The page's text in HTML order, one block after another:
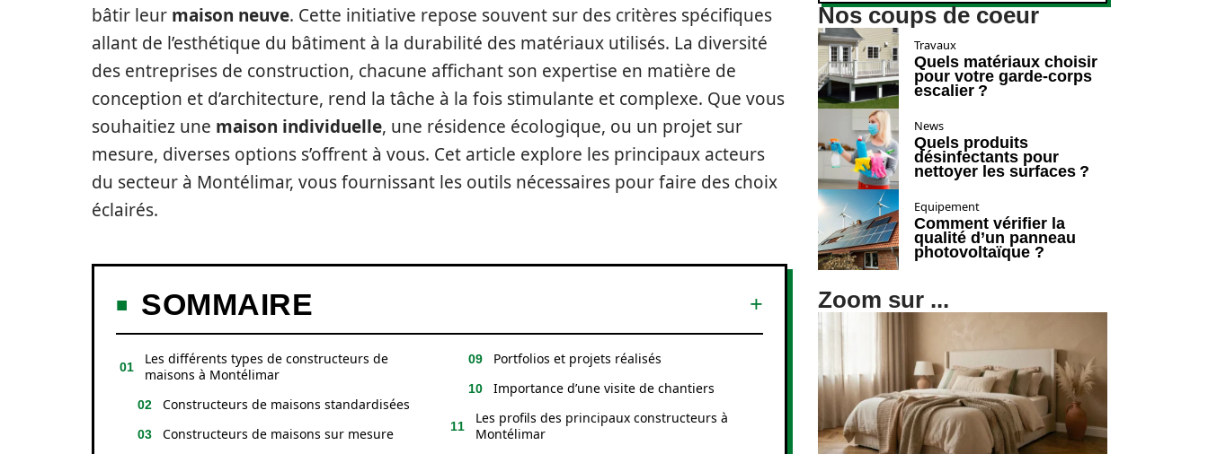
bâtir leur maison neuve. Cette initiative repose souvent sur des critères spécifiques
allant de l’esthétique du bâtiment à la durabilité des matériaux utilisés. La diversité
des entreprises de construction, chacune affichant son expertise en matière de
conception et d’architecture, rend la tâche à la fois stimulante et complexe. Que vous
souhaitiez une maison individuelle, une résidence écologique, ou un projet sur
mesure, diverses options s’offrent à vous. Cet article explore les principaux acteurs
du secteur à Montélimar, vous fournissant les outils nécessaires pour faire des choix
éclairés.
SOMMAIRE
Les différents types de constructeurs de
maisons à Montélimar
Constructeurs de maisons standardisées
Constructeurs de maisons sur mesure
Portfolios et projets réalisés
Importance d’une visite de chantiers
Les profils des principaux constructeurs à
Montélimar
Nos coups de coeur
Travaux
Quels matériaux choisir
pour votre garde-corps
escalier ?
News
Quels produits
désinfectants pour
nettoyer les surfaces ?
Equipement
Comment vérifier la
qualité d’un panneau
photovoltaïque ?
Zoom sur ...